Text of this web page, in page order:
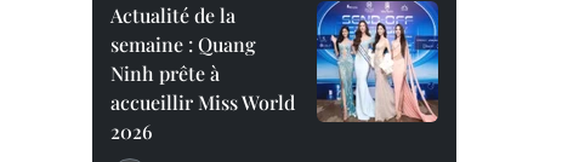
Actualité de la
semaine : Quang
Ninh prête à
accueillir Miss World
2026